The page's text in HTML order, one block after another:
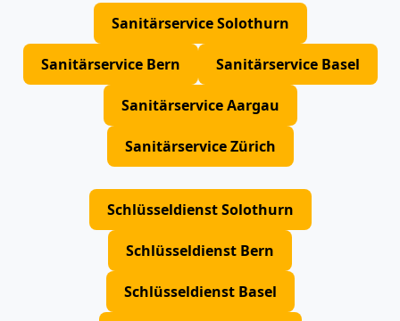
Sanitärservice Solothurn
Sanitärservice Bern Sanitärservice Basel
Sanitärservice Aargau
Sanitärservice Zürich
Schlüsseldienst Solothurn
Schlüsseldienst Bern
Schlüsseldienst Basel